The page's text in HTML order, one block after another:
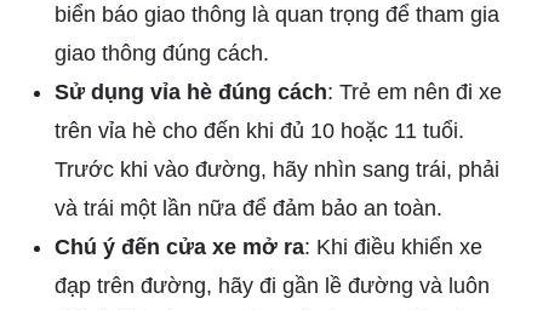
biển báo giao thông là quan trọng để tham gia
giao thông đúng cách.
Sử dụng vỉa hè đúng cách: Trẻ em nên đi xe
trên vỉa hè cho đến khi đủ 10 hoặc 11 tuổi.
Trước khi vào đường, hãy nhìn sang trái, phải
và trái một lần nữa để đảm bảo an toàn.
Chú ý đến cửa xe mở ra: Khi điều khiển xe
đạp trên đường, hãy đi gần lề đường và luôn